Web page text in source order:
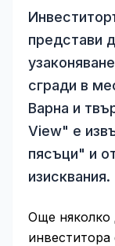
представи
сгради в
Варна и
View" е
пясъци" и
изисквания.
Още няколко